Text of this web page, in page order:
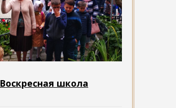
Воскресная школа